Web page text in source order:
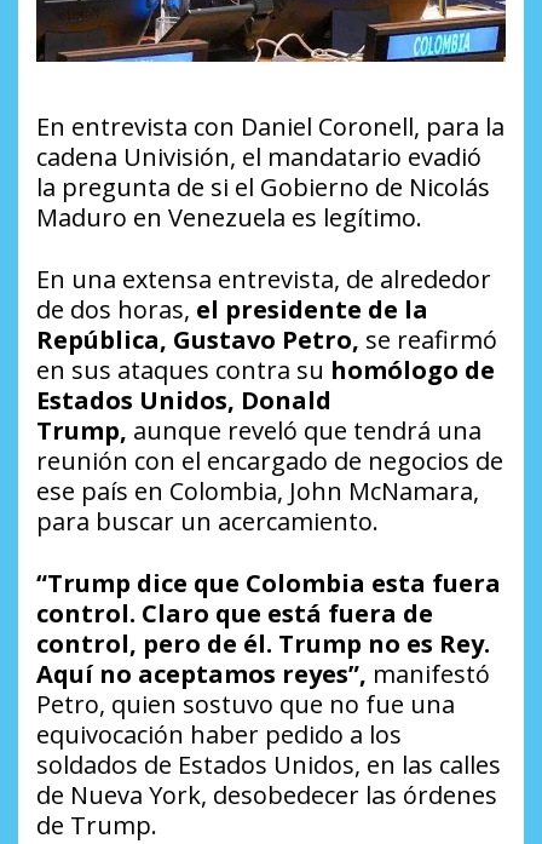
En entrevista con Daniel Coronell, para la
cadena Univisión, el mandatario evadió
la pregunta de si el Gobierno de Nicolás
Maduro en Venezuela es legítimo.
En una extensa entrevista, de alrededor
de dos horas, el presidente de la
República, Gustavo Petro, se reafirmó
en sus ataques contra su homólogo de
Estados Unidos, Donald
Trump, aunque reveló que tendrá una
reunión con el encargado de negocios de
ese país en Colombia, John McNamara,
para buscar un acercamiento.
“Trump dice que Colombia esta fuera
control. Claro que está fuera de
control, pero de él. Trump no es Rey.
Aquí no aceptamos reyes”, manifestó
Petro, quien sostuvo que no fue una
equivocación haber pedido a los
soldados de Estados Unidos, en las calles
de Nueva York, desobedecer las órdenes
de Trump.